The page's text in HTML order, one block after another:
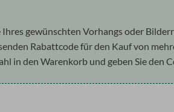
gewünschten Vorhangs oder
Rabattcode für den Kauf von
in den Warenkorb und geben Sie